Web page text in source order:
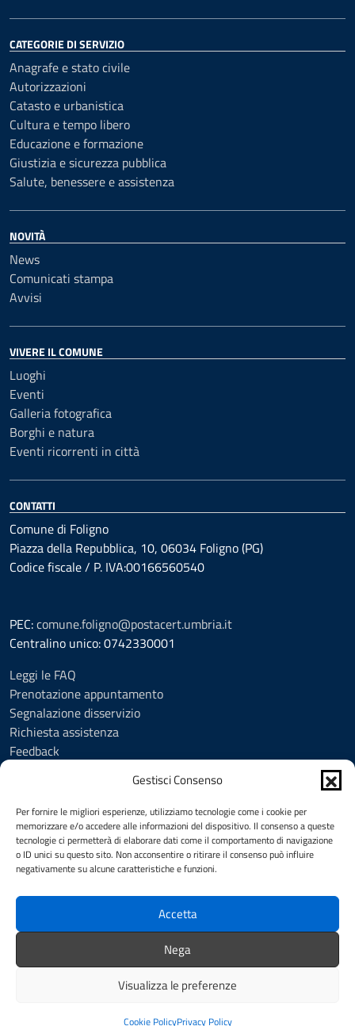
Gestisci Consenso
Per fornire le migliori esperienze, utilizziamo tecnologie come i cookie per
memorizzare e/o accedere alle informazioni del dispositivo. Il consenso a queste
tecnologie ci permetterà di elaborare dati come il comportamento di navigazione
o ID unici su questo sito. Non acconsentire o ritirare il consenso può influire
negativamente su alcune caratteristiche e funzioni.
Accetta
Nega
Visualizza le preferenze
Cookie PolicyPrivacy Policy
CATEGORIE DI SERVIZIO
Anagrafe e stato civile
Autorizzazioni
Catasto e urbanistica
Cultura e tempo libero
Educazione e formazione
Giustizia e sicurezza pubblica
Salute, benessere e assistenza
NOVITÀ
News
Comunicati stampa
Avvisi
VIVERE IL COMUNE
Luoghi
Eventi
Galleria fotografica
Borghi e natura
Eventi ricorrenti in città
CONTATTI
Comune di Foligno
Piazza della Repubblica, 10, 06034 Foligno (PG)
Codice fiscale / P. IVA:00166560540
PEC:comune.foligno@postacert.umbria.it
Centralino unico: 0742330001
Leggi le FAQ
Prenotazione appuntamento
Segnalazione disservizio
Richiesta assistenza
Feedback
Informativa privacy
Cookie Policy (UE)
Social Media Policy
Note legali
SEGUICI SU
Redazione Mappa del sito